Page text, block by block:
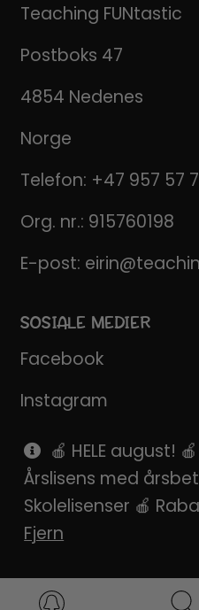
Teaching FUNtastic
Postboks 47
4854 Nedenes
Norge
Telefon: +47 957 57
Org. nr.: 915760198
E-post:
SOSIALE MEDIER
Facebook
Instagram
Pinterest
SnapChat
🍎 HELE august!
Årslisens med
Skolelisenser 🍎
Fjern